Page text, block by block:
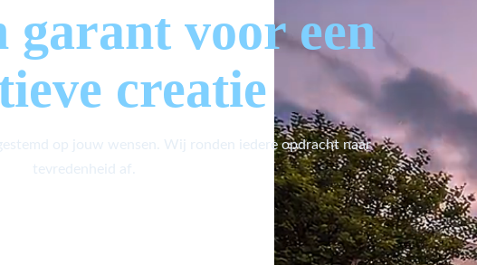
garant voor een
creatie
op jouw wensen. Wij ronden iedere opdracht naar
tevredenheid af.